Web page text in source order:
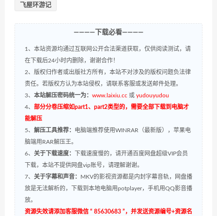
飞屋环游记
————下载必看————
1、本站资源均通过互联网公开合法渠道获取，仅供阅读测试，请
在下载后24小时内删除，谢谢合作！
2、版权归作者或出版社方所有，本站不对涉及的版权问题负法律
责任。若版权方认为本站侵权，请联系客服或发送邮件处理。
3、 本站解压密码统一为： www.laixiu.cc 或 yudouyudou
4、 部分分卷压缩如part1、part2类型的，需要全部下载到电脑才
能解压
5、 解压工具推荐： 电脑端推荐使用WINRAR（最新版），苹果电
脑端用RAR解压王。
6、 关于下载速度：
下载速度慢的，请开通百度网盘超级VIP会员
下载，本站不提供网盘vip账号，请理解谢谢。
7、 关于字幕和声音： MKV的影视资源都是内封字幕音轨，网盘播
放是无法解析的，下载到本地电脑用potplayer，手机用QQ影音播
放。
资源失效请添加客服微信 “ 85630683 ”，并发送资源编号+资源名